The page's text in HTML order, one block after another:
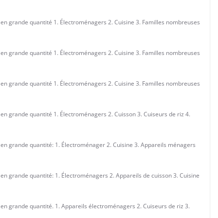
grande quantité 1. Électroménagers 2. Cuisine 3. Familles nombreuses
grande quantité 1. Électroménagers 2. Cuisine 3. Familles nombreuses
grande quantité 1. Électroménagers 2. Cuisine 3. Familles nombreuses
grande quantité 1. Électroménagers 2. Cuisson 3. Cuiseurs de riz 4.
grande quantité: 1. Électroménager 2. Cuisine 3. Appareils ménagers
grande quantité: 1. Électroménagers 2. Appareils de cuisson 3. Cuisine
grande quantité. 1. Appareils électroménagers 2. Cuiseurs de riz 3.